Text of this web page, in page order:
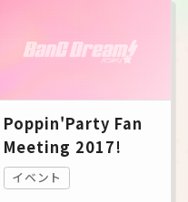
！ Morfonica
ーたいぷ
その他
Poppin'Party Fan
Meeting 2017!
イベント